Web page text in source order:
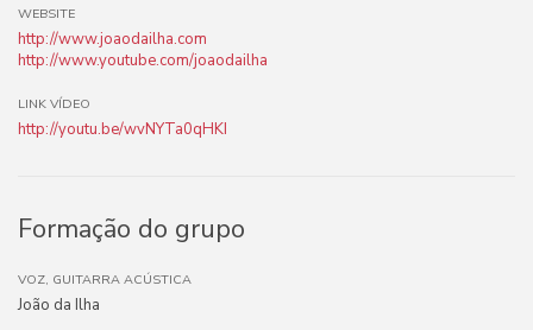
WEBSITE
http://www.joaodailha.com
http://www.youtube.com/joaodailha
LINK VÍDEO
http://youtu.be/wvNYTa0qHKI
Formação do grupo
VOZ, GUITARRA ACÚSTICA
João da Ilha